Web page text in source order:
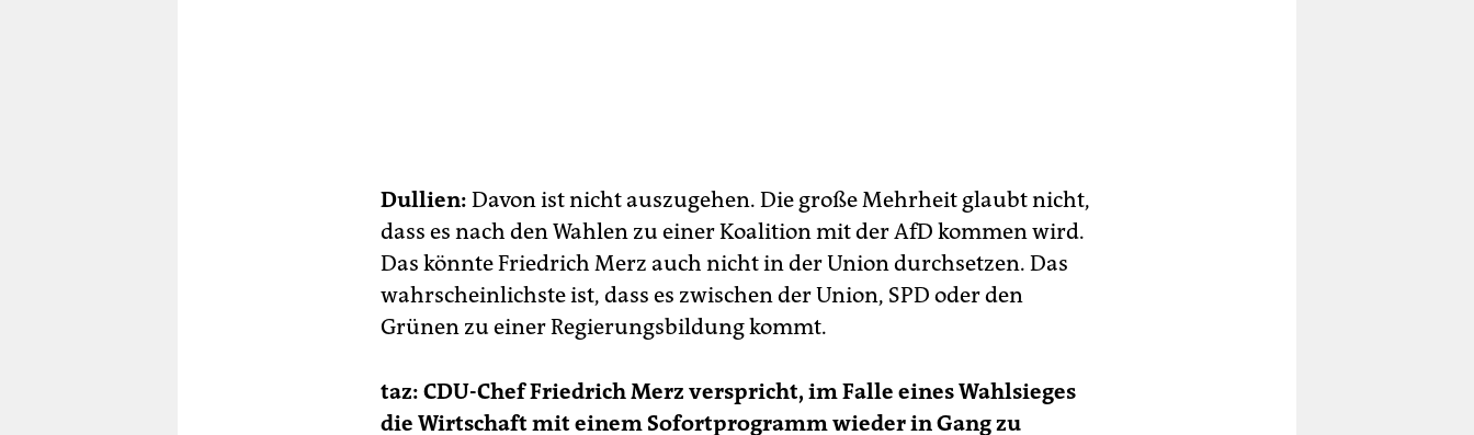
Dullien: Davon ist nicht auszugehen. Die große Mehrheit glaubt nicht,
dass es nach den Wahlen zu einer Koalition mit der AfD kommen wird.
Das könnte Friedrich Merz auch nicht in der Union durchsetzen. Das
wahrscheinlichste ist, dass es zwischen der Union, SPD oder den
Grünen zu einer Regierungsbildung kommt.
taz: CDU-Chef Friedrich Merz verspricht, im Falle eines Wahlsieges
die Wirtschaft mit einem Sofortprogramm wieder in Gang zu